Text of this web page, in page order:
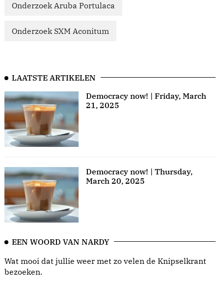
Onderzoek Aruba Portulaca
Onderzoek SXM Aconitum
LAATSTE ARTIKELEN
Democracy now! | Friday, March
21, 2025
Democracy now! | Thursday,
March 20, 2025
EEN WOORD VAN NARDY
Wat mooi dat jullie weer met zo velen de Knipselkrant
bezoeken.